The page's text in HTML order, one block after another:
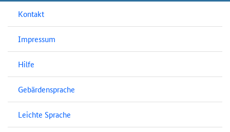
Kontakt
Impressum
Hilfe
Gebärdensprache
Leichte Sprache